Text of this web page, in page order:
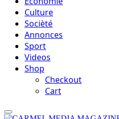
Culture
Socièté
Annonces
Sport
Videos
Shop
Checkout
Cart